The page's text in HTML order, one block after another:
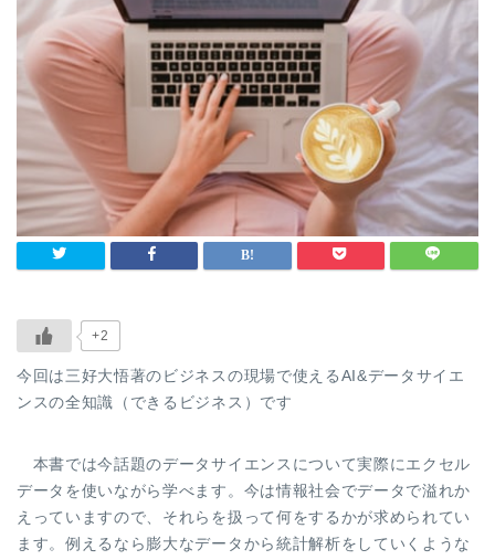
+2
今回は三好大悟著のビジネスの現場で使えるAI&データサイエ
ンスの全知識（できるビジネス）です
本書では今話題のデータサイエンスについて実際にエクセル
データを使いながら学べます。今は情報社会でデータで溢れか
えっていますので、それらを扱って何をするかが求められてい
ます。例えるなら膨大なデータから統計解析をしていくような